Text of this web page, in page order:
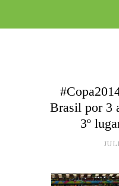
Brasil por 3
3º